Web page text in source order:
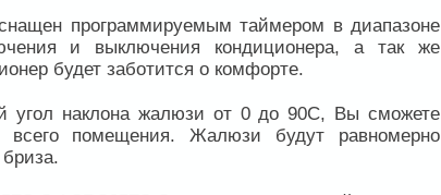
программируемым таймером в диапазоне
и выключения кондиционера, а так же
будет заботится о комфорте.
угол наклона жалюзи от 0 до 90С, Вы сможете
всего помещения. Жалюзи будут равномерно